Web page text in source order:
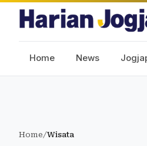
Home News
Home/Wisata